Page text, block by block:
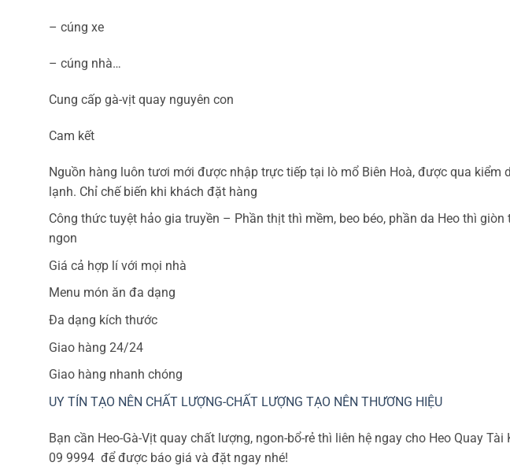
– cúng xe
– cúng nhà…
Cung cấp gà-vịt quay nguyên con
Cam kết
Nguồn hàng luôn tươi mới được nhập trực tiếp tại lò mổ Biên Hoà, được qua kiểm
lạnh. Chỉ chế biến khi khách đặt hàng
Công thức tuyệt hảo gia truyền – Phần thịt thì mềm, beo béo, phần da Heo thì
ngon
Giá cả hợp lí với mọi nhà
Menu món ăn đa dạng
Đa dạng kích thước
Giao hàng 24/24
Giao hàng nhanh chóng
UY TÍN TẠO NÊN CHẤT LƯỢNG-CHẤT LƯỢNG TẠO NÊN THƯƠNG HIỆU
Bạn cần Heo-Gà-Vịt quay chất lượng, ngon-bổ-rẻ thì liên hệ ngay cho Heo Quay
09 9994 để được báo giá và đặt ngay nhé!